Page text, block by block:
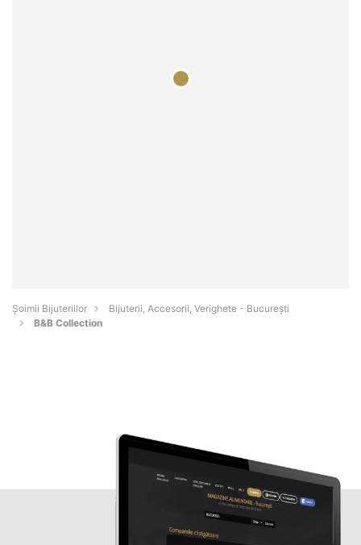
Şoimii Bijuteriilor
Bijuterii, Accesorii, Verighete - Bucureşti
B&B Collection